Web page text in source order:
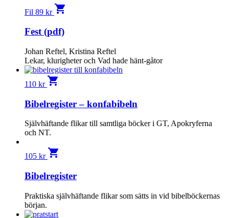
Fil 89 kr shopping_cart
Fest (pdf)
Johan Reftel, Kristina Reftel
Lekar, klurigheter och Vad hade hänt-gåtor
110 kr shopping_cart
Bibelregister – konfabibeln
Självhäftande flikar till samtliga böcker i GT, Apokryferna
och NT.
105 kr shopping_cart
Bibelregister
Praktiska självhäftande flikar som sätts in vid bibelböckernas
början.